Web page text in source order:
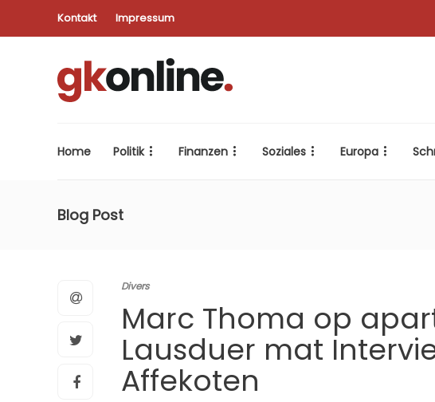
Kontakt Impressum
Home Politik Finanzen Soziales Europa
Blog Post
Divers
Marc Thoma op
Lausduer mat
Affekoten